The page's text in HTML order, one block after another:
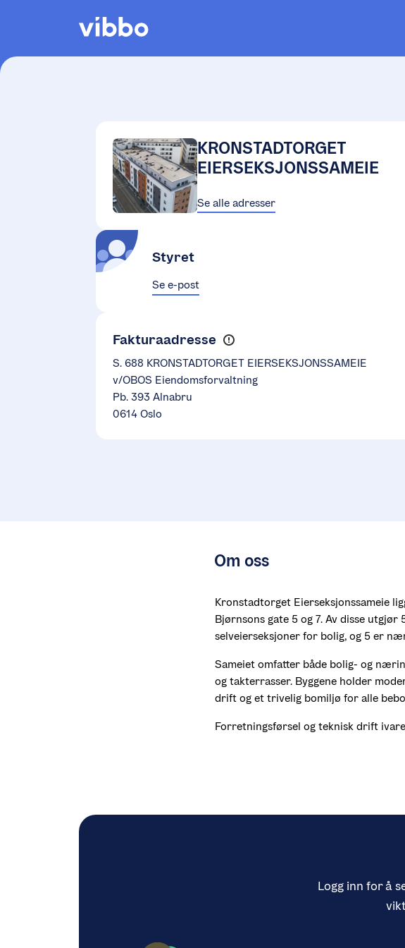
KRONSTADTORGET
EIERSEKSJONSSAMEIE
Se alle adresser
Styret
Se e-post
Fakturaadresse
S. 688 KRONSTADTORGET EIERSEKSJONSSAMEIE
v/OBOS Eiendomsforvaltning
Pb. 393 Alnabru
0614 Oslo
Om oss
Kronstadtorget Eierseksjonssameie
Bjørnsons gate 5 og 7. Av disse
selveierseksjoner for bolig, og 5 er
Sameiet omfatter både bolig- og
og takterrasser. Byggene holder
drift og et trivelig bomiljø for alle
Forretningsførsel og teknisk drift
Logg inn for å